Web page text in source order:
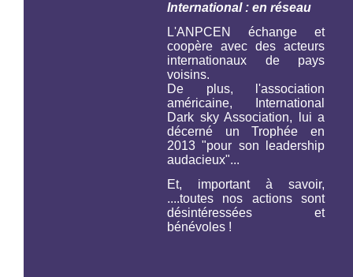
International : en réseau
L'ANPCEN échange et
coopère avec des acteurs
internationaux de pays
voisins.
De plus, l'association
américaine,
International
Dark sky Association,
lui a
décerné un Trophée en
2013 "pour son leadership
audacieux"...
Et, important à savoir,
....toutes nos actions sont
désintéressées et
bénévoles !